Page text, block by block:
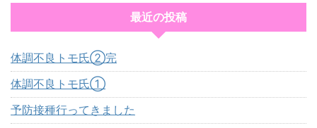
最近の投稿
体調不良トモ氏②完
体調不良トモ氏①
予防接種行ってきました